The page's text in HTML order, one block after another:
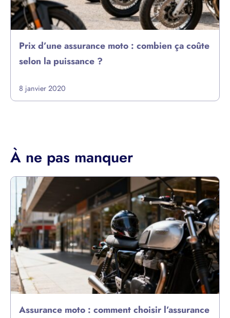
Prix d’une assurance moto : combien ça coûte
selon la puissance ?
8 janvier 2020
À ne pas manquer
Assurance moto : comment choisir l’assurance